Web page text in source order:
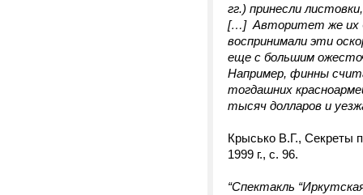
гг.) принесли
[…] Авторитет же их
воспринимали эти
еще с большим
Например, финны
тогдашних
тысяч долларов и
Крысько В.Г., Секреты
1999 г., с. 96.
“Спектакль